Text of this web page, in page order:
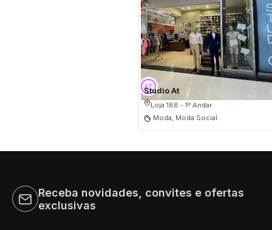
Studio At
Loja 188 - 1º Andar
Moda, Moda Social
Receba novidades, convites e ofertas
exclusivas